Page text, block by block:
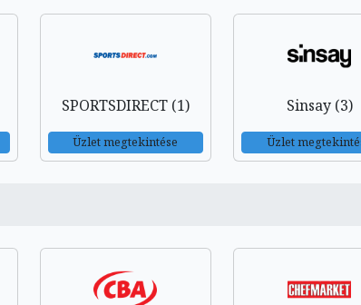
SPORTSDIRECT (1)
Üzlet megtekintése
Sinsay (3)
Üzlet